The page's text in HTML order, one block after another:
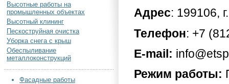
Высотные работы на
промышленных объектах
Высотный клининг
Пескоструйная очистка
Уборка снега с крыш
Обеспыливание
металлоконструкций
Фасадные работы
Адрес: 199106,
Телефон: +7
E-mail:
Режим работы: